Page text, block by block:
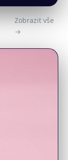
Zobrazit vše
→